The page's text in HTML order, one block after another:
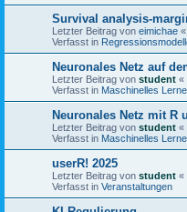
Survival analysis-
Letzter Beitrag von eimichae «
Verfasst in
Neuronales Netz auf
Letzter Beitrag von student «
Verfasst in Maschinelles
Neuronales Netz mit R
Letzter Beitrag von student «
Verfasst in Maschinelles
userR! 2025
Letzter Beitrag von student «
Verfasst in Veranstaltungen